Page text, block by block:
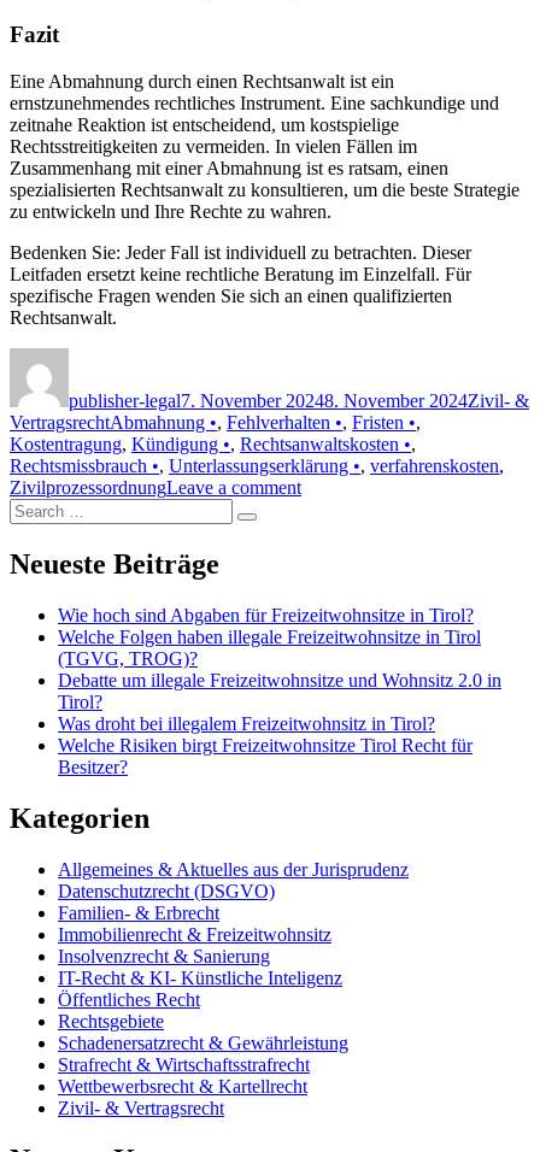
Fazit
Eine Abmahnung durch einen Rechtsanwalt ist ein
ernstzunehmendes rechtliches Instrument. Eine sachkundige und
zeitnahe Reaktion ist entscheidend, um kostspielige
Rechtsstreitigkeiten zu vermeiden. In vielen Fällen im
Zusammenhang mit einer Abmahnung ist es ratsam, einen
spezialisierten Rechtsanwalt zu konsultieren, um die beste Strategie
zu entwickeln und Ihre Rechte zu wahren.
Bedenken Sie: Jeder Fall ist individuell zu betrachten. Dieser
Leitfaden ersetzt keine rechtliche Beratung im Einzelfall. Für
spezifische Fragen wenden Sie sich an einen qualifizierten
Rechtsanwalt.
publisher-legal7. November 20248. November 2024Zivil- &
VertragsrechtTags
Abmahnung •, Fehlverhalten •, Fristen •,
Kostentragung, Kündigung •, Rechtsanwaltskosten •,
Rechtsmissbrauch •, Unterlassungserklärung •, verfahrenskosten,
ZivilprozessordnungLeave a commenton
Search
for:
Search
Neueste Beiträge
Wie hoch sind Abgaben für Freizeitwohnsitze in Tirol?
Welche Folgen haben illegale Freizeitwohnsitze in Tirol
(TGVG, TROG)?
Debatte um illegale Freizeitwohnsitze und Wohnsitz 2.0 in
Tirol?
Was droht bei illegalem Freizeitwohnsitz in Tirol?
Welche Risiken birgt Freizeitwohnsitze Tirol Recht für
Besitzer?
Kategorien
Allgemeines & Aktuelles aus der Jurisprudenz
Datenschutzrecht (DSGVO)
Familien- & Erbrecht
Immobilienrecht & Freizeitwohnsitz
Insolvenzrecht & Sanierung
IT-Recht & KI- Künstliche Inteligenz
Öffentliches Recht
Rechtsgebiete
Schadenersatzrecht & Gewährleistung
Strafrecht & Wirtschaftsstrafrecht
Wettbewerbsrecht & Kartellrecht
Zivil- & Vertragsrecht